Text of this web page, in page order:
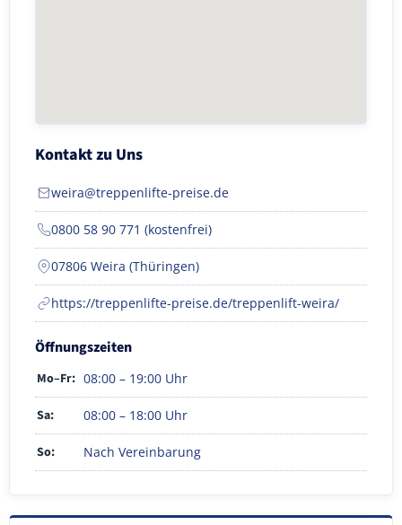
Kontakt zu Uns
weira@treppenlifte-preise.de
0800 58 90 771 (kostenfrei)
07806 Weira (Thüringen)
https://treppenlifte-preise.de/treppenlift-weira/
Öffnungszeiten
Mo–Fr: 08:00 – 19:00 Uhr
Sa: 08:00 – 18:00 Uhr
So: Nach Vereinbarung